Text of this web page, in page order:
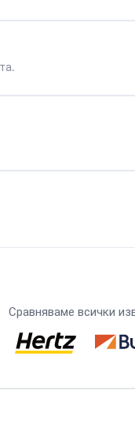
Сравняваме всички